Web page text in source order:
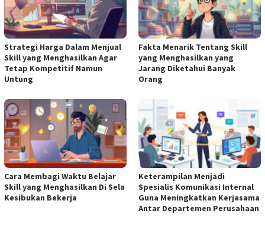
Strategi Harga Dalam Menjual
Skill yang Menghasilkan Agar
Tetap Kompetitif Namun
Untung
Fakta Menarik Tentang Skill
yang Menghasilkan yang
Jarang Diketahui Banyak
Orang
Cara Membagi Waktu Belajar
Skill yang Menghasilkan Di Sela
Kesibukan Bekerja
Keterampilan Menjadi
Spesialis Komunikasi Internal
Guna Meningkatkan Kerjasama
Antar Departemen Perusahaan